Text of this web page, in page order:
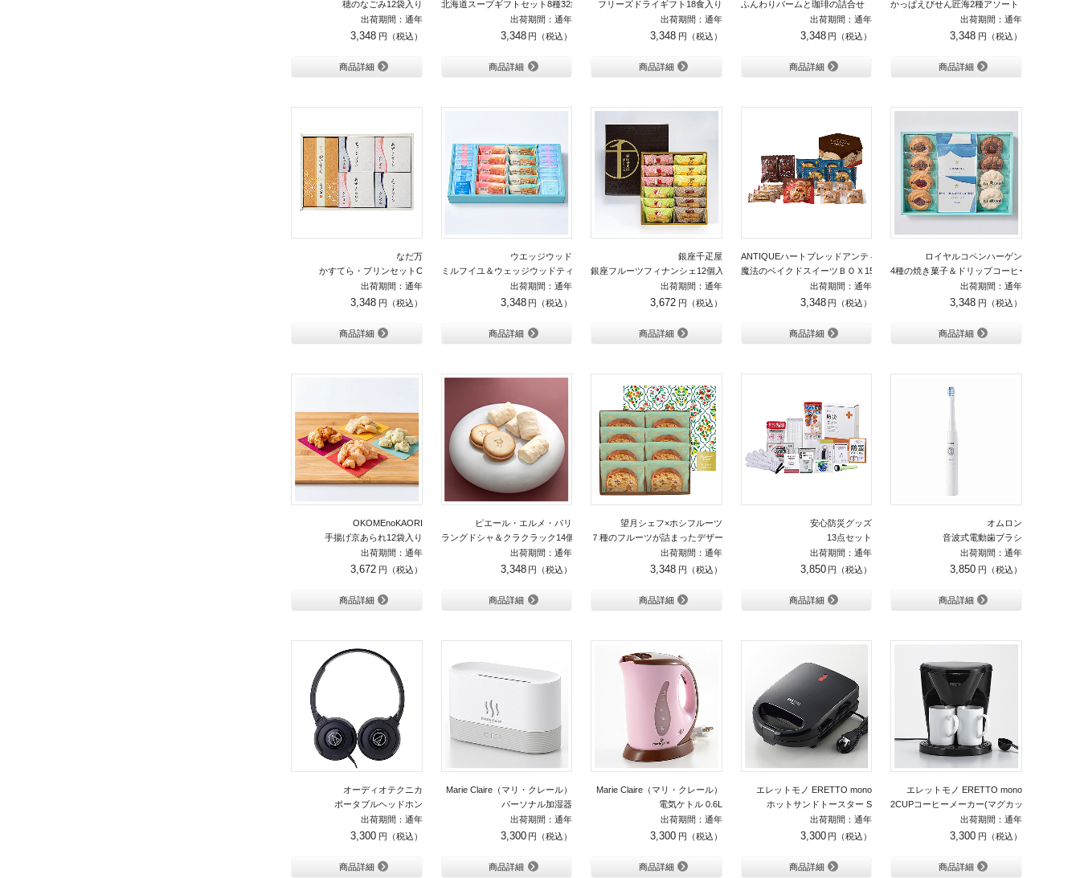
穂のなごみ12袋入り
出荷期間：通年
3,348
商品詳細
北海道スープギフトセット8種32袋入り
出荷期間：通年
3,348
商品詳細
フリーズドライギフト18食入り
出荷期間：通年
3,348
商品詳細
ふんわりバームと珈琲の詰合せ 18個入り
出荷期間：通年
3,348
商品詳細
かっぱえびせん匠海2種アソート 33枚入
出荷期間：通年
3,348
商品詳細
なだ万
かすてら・プリンセットC
出荷期間：通年
3,348
商品詳細
ウエッジウッド
ミルフイユ＆ウェッジウッドティーバッグセット24個入り
出荷期間：通年
3,348
商品詳細
銀座千疋屋
銀座フルーツフィナンシェ12個入り
出荷期間：通年
3,672
商品詳細
ANTIQUEハートブレッドアンティーク
魔法のベイクドスイーツＢＯＸ15個入り
出荷期間：通年
3,348
商品詳細
ロイヤルコペンハーゲン
4種の焼き菓子＆ドリップコーヒー＆ティーセ
出荷期間：通年
3,348
商品詳細
OKOMEnoKAORI
手揚げ京あられ12袋入り
出荷期間：通年
3,672
商品詳細
ピエール・エルメ・パリ
ラングドシャ＆クラクラック14個入り
出荷期間：通年
3,348
商品詳細
望月シェフ×ホシフルーツ
７種のフルーツが詰まったデザートパウンドケーキ8個入り
出荷期間：通年
3,348
商品詳細
安心防災グッズ
13点セット
出荷期間：通年
3,850
商品詳細
オムロン
音波式電動歯ブラシ
出荷期間：通年
3,850
商品詳細
オーディオテクニカ
ポータブルヘッドホン
出荷期間：通年
3,300
商品詳細
Marie Claire（マリ・クレール）
パーソナル加湿器
出荷期間：通年
3,300
商品詳細
Marie Claire（マリ・クレール）
電気ケトル 0.6L
出荷期間：通年
3,300
商品詳細
エレットモノ ERETTO mono
ホットサンドトースター S
出荷期間：通年
3,300
商品詳細
エレットモノ ERETTO mono
2CUPコーヒーメーカー(マグカップ付)
出荷期間：通年
3,300
商品詳細